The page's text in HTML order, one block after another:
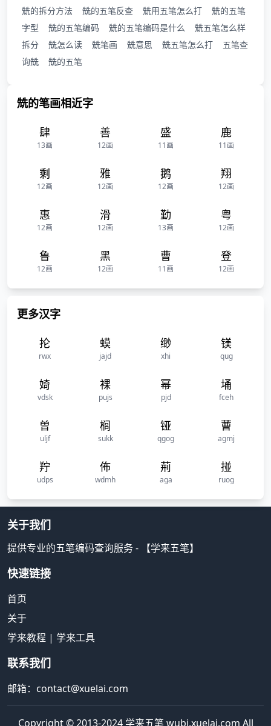
兟的拆分方法
兟的五笔反查 兟用五笔怎么打
兟的五笔
字型
兟的五笔编码 兟的五笔编码是什么
兟五笔怎么样
拆分
兟怎么读 兟笔画 兟意思 兟五笔怎么打
五笔查
询兟
兟的五笔
兟的笔画相近字
肆
13画
善
12画
盛
11画
鹿
11画
剩
12画
雅
12画
鹅
12画
翔
12画
惠
12画
滑
12画
勤
13画
粤
12画
鲁
12画
黑
12画
曹
11画
登
12画
更多汉字
抡
rwx
蟆
jajd
缈
xhi
镁
qug
婍
vdsk
裸
pujs
幂
pjd
埇
fceh
曽
uljf
榈
sukk
铔
qgog
蓸
agmj
羜
udps
佈
wdmh
荊
aga
掽
ruog
关于我们
提供专业的五笔编码查询服务 - 【学来五笔】
快速链接
首页
关于
学来教程 | 学来工具
联系我们
邮箱：contact@xuelai.com
Copyright © 2013-2024 学来五笔 wubi.xuelai.com All